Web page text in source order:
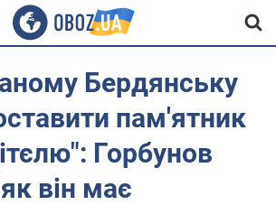
Бердянську
пам'ятник
Горбунов
він має